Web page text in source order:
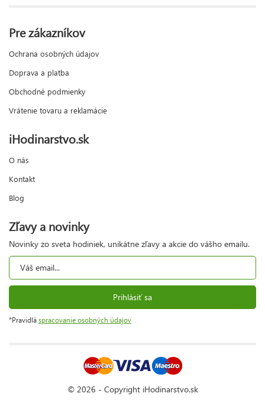
Pre zákazníkov
Ochrana osobných údajov
Doprava a platba
Obchodné podmienky
Vrátenie tovaru a reklamácie
iHodinarstvo.sk
O nás
Kontakt
Blog
Zľavy a novinky
Novinky zo sveta hodiniek, unikátne zľavy a akcie do vášho emailu.
Prihlásiť sa
*Pravidlá spracovanie osobných údajov
© 2026 - Copyright iHodinarstvo.sk